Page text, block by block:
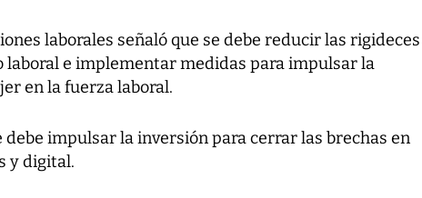
laborales señaló que se debe reducir las rigideces
laboral e implementar medidas para impulsar la
en la fuerza laboral.
debe impulsar la inversión para cerrar las brechas en
y digital.